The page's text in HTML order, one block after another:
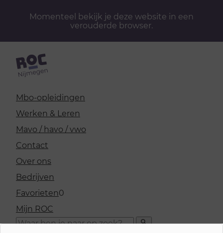
Momenteel bekijk je deze website in een
verouderde browser.
Mbo-opleidingen
Werken & Leren
Mavo / havo / vwo
Contact
Over ons
Bedrijven
Favorieten0
Mijn ROC
Zoeken
Zoeken